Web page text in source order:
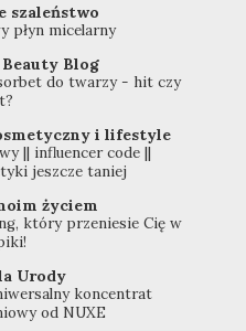
szaleństwo
płyn micelarny
Blog
do twarzy - hit czy
i lifestyle
|| influencer code ||
jeszcze taniej
życiem
który przeniesie Cię w
Urody
koncentrat
od NUXE